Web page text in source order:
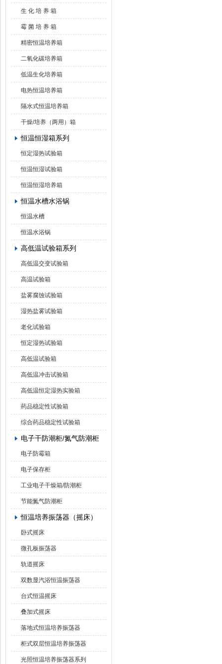
生 化 培 养 箱
霉 菌 培 养 箱
精密恒温培养箱
二氧化碳培养箱
低温生化培养箱
电热恒温培养箱
隔水式恒温培养箱
干燥/培养（两用）箱
恒温恒湿箱系列
恒定湿热试验箱
恒温恒湿试验箱
恒温恒湿培养箱
恒温水槽水浴锅
恒温水槽
恒温水浴锅
高低温试验箱系列
高低温交变试验箱
高温试验箱
盐雾腐蚀试验箱
湿热盐雾试验箱
老化试验箱
恒定湿热试验箱
高低温试验箱
高低温冲击试验箱
高低温恒定湿热实验箱
药品稳定性试验箱
综合药品稳定性试验箱
电子干防潮柜/氮气防潮柜
电子防霉箱
电子保存柜
工业电子干燥箱/防潮柜
节能氮气防潮柜
恒温培养振荡器（摇床）
卧式摇床
微孔板振荡器
轨道摇床
双数显汽浴恒温振荡器
台式恒温摇床
叠加式摇床
落地式恒温培养振荡器
柜式双层恒温培养振荡器
光照恒温培养振荡器系列